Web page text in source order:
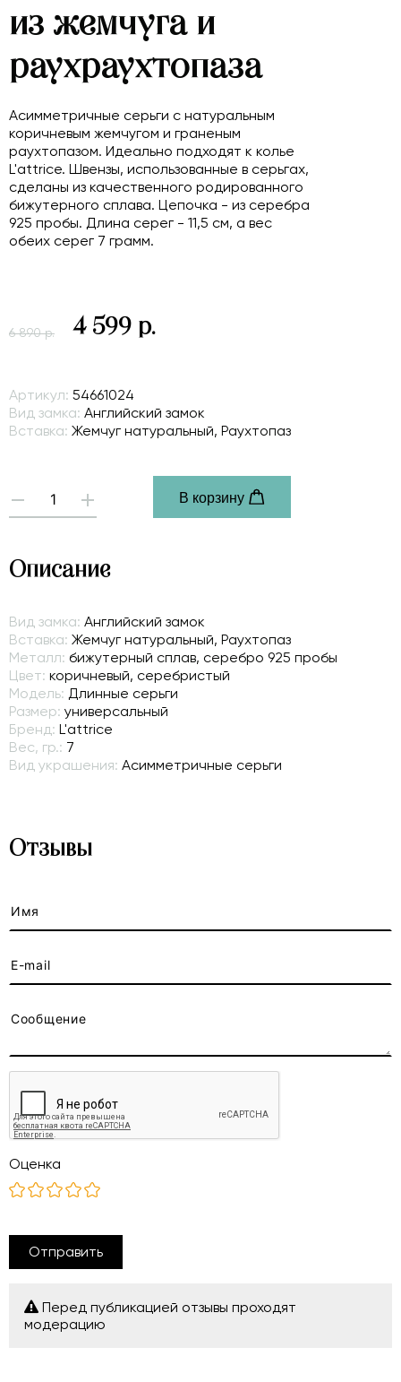
из жемчуга и
раухраухтопаза
Асимметричные серьги с натуральным
коричневым жемчугом и граненым
раухтопазом. Идеально подходят к колье
L'attrice. Швензы, использованные в серьгах,
сделаны из качественного родированного
бижутерного сплава. Цепочка - из серебра
925 пробы. Длина серег - 11,5 см, а вес
обеих серег 7 грамм.
6 890 р. 4 599 р.
Артикул: 54661024
Вид замка: Английский замок
Вставка: Жемчуг натуральный, Раухтопаз
- +
В корзину
Описание
Вид замка: Английский замок
Вставка: Жемчуг натуральный, Раухтопаз
Металл: бижутерный сплав, серебро 925 пробы
Цвет: коричневый, серебристый
Модель: Длинные серьги
Размер: универсальный
Бренд: L'attrice
Вес, гр.: 7
Вид украшения: Асимметричные серьги
Отзывы
Оценка
Отправить
Перед публикацией отзывы проходят
модерацию